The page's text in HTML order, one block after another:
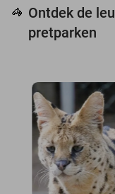
🦓 Ontdek de
pretparken